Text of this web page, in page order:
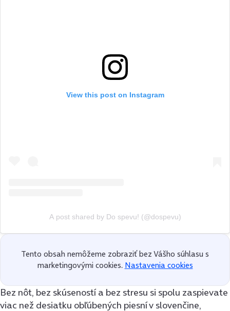
View this post on Instagram
A post shared by Do spevu! (@dospevu)
Tento obsah nemôžeme zobraziť bez Vášho súhlasu s
marketingovými cookies. Nastavenia cookies
Bez nôt, bez skúseností a bez stresu si spolu zaspievate
viac než desiatku obľúbených piesní v slovenčine,